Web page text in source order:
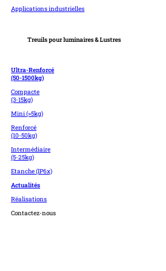
Applications industrielles
Treuils pour luminaires & Lustres
Ultra-Renforcé
(50-1500kg)
Compacte
(3-15kg)
Mini (>5kg)
Renforcé
(10-50kg)
Intermédiaire
(5-25kg)
Etanche (IP6x)
Actualités
Réalisations
Contactez-nous